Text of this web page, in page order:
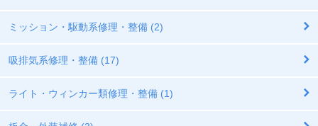
ミッション・駆動系修理・整備 (2)
吸排気系修理・整備 (17)
ライト・ウィンカー類修理・整備 (1)